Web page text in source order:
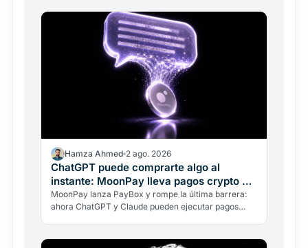
Hamza Ahmed 2 ago. 2026
ChatGPT puede comprarte algo al
instante: MoonPay lleva pagos crypto al
chat
MoonPay lanza PayBox y rompe la última barrera:
ahora ChatGPT y Claude pueden ejecutar pagos